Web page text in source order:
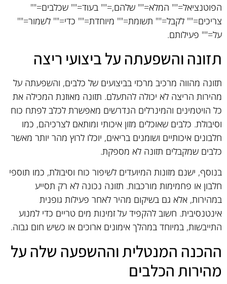
הפוטנציאל="" המלא="" שלהם,="" בעוד="" שכלבים=""
צריכים="" לקבל="" תשומת="" מיוחדת="" כדי="" לשמור=""
על="" פעילותם.
תזונה והשפעתה על ביצועי ריצה
תזונה מהווה מרכיב מרכזי בביצועים של כלבים, והשפעתה על
מהירות הריצה לא יכולה להתעלם. תזונה מאוזנת המכילה את
כל הויטמינים והמינרלים הנדרשים מאפשרת לכלב לפתח כוח
וסיבולת. כלבים שאוכלים מזון איכותי ומותאם לצרכיהם, כמו
חלבונים איכותיים ושומנים בריאים, יוכלו לרוץ מהר יותר מאשר
כלבים שמקבלים תזונה לא מספקת.
בנוסף, ישנם מזונות המיועדים לשיפור כוח וסיבולת, כמו תוספי
חלבון או פחמימות מורכבות. תזונה נכונה לא רק תסייע
במהירות, אלא גם בשיקום מהיר לאחר פעילות גופנית
אינטנסיבית. חשוב להקפיד על זמינות מים טריים כדי למנוע
התייבשות, במיוחד במהלך אימונים ארוכים או כשיש חום גבוה.
ההכנה המנטלית וההשפעה שלה על
מהירות הכלבים